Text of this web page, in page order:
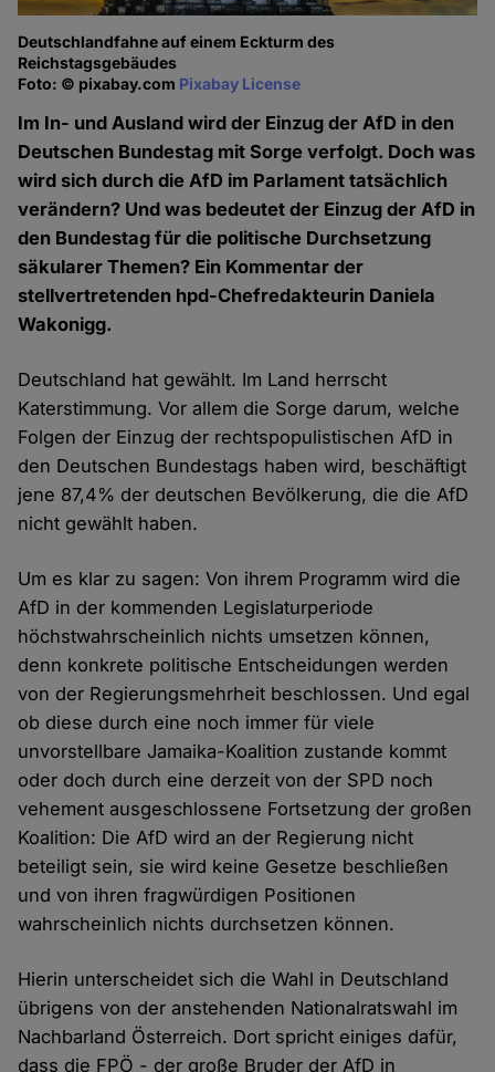
Deutschlandfahne auf einem Eckturm des
Reichstagsgebäudes
Foto: © pixabay.com Pixabay License
Im In- und Ausland wird der Einzug der AfD in den
Deutschen Bundestag mit Sorge verfolgt. Doch was
wird sich durch die AfD im Parlament tatsächlich
verändern? Und was bedeutet der Einzug der AfD in
den Bundestag für die politische Durchsetzung
säkularer Themen? Ein Kommentar der
stellvertretenden hpd-Chefredakteurin Daniela
Wakonigg.
Deutschland hat gewählt. Im Land herrscht
Katerstimmung. Vor allem die Sorge darum, welche
Folgen der Einzug der rechtspopulistischen AfD in
den Deutschen Bundestags haben wird, beschäftigt
jene 87,4% der deutschen Bevölkerung, die die AfD
nicht gewählt haben.
Um es klar zu sagen: Von ihrem Programm wird die
AfD in der kommenden Legislaturperiode
höchstwahrscheinlich nichts umsetzen können,
denn konkrete politische Entscheidungen werden
von der Regierungsmehrheit beschlossen. Und egal
ob diese durch eine noch immer für viele
unvorstellbare Jamaika-Koalition zustande kommt
oder doch durch eine derzeit von der SPD noch
vehement ausgeschlossene Fortsetzung der großen
Koalition: Die AfD wird an der Regierung nicht
beteiligt sein, sie wird keine Gesetze beschließen
und von ihren fragwürdigen Positionen
wahrscheinlich nichts durchsetzen können.
Hierin unterscheidet sich die Wahl in Deutschland
übrigens von der anstehenden Nationalratswahl im
Nachbarland Österreich. Dort spricht einiges dafür,
dass die FPÖ - der große Bruder der AfD in